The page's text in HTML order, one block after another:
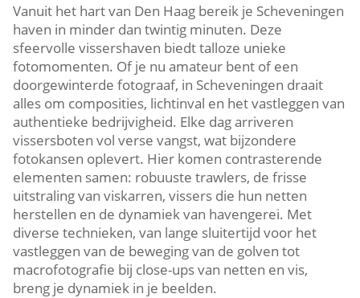
Vanuit het hart van Den Haag bereik je Scheveningen
haven in minder dan twintig minuten.​ Deze
sfeervolle vissershaven biedt talloze unieke
fotomomenten.​ Of je nu amateur bent of een
doorgewinterde fotograaf, in Scheveningen draait
alles om composities, lichtinval en het vastleggen van
authentieke bedrijvigheid.​ Elke dag arriveren
vissersboten vol verse vangst, wat bijzondere
fotokansen oplevert.​ Hier komen contrasterende
elementen samen: robuuste trawlers, de frisse
uitstraling van viskarren, vissers die hun netten
herstellen en de dynamiek van havengerei.​ Met
diverse technieken, van lange sluitertijd voor het
vastleggen van de beweging van de golven tot
macrofotografie bij close-ups van netten en vis,
breng je dynamiek in je beelden.​